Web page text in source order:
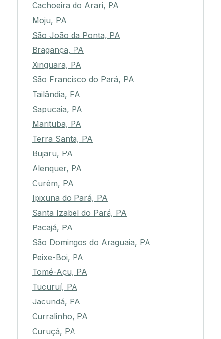
Cachoeira do Arari, PA
Moju, PA
São João da Ponta, PA
Bragança, PA
Xinguara, PA
São Francisco do Pará, PA
Tailândia, PA
Sapucaia, PA
Marituba, PA
Terra Santa, PA
Bujaru, PA
Alenquer, PA
Ourém, PA
Ipixuna do Pará, PA
Santa Izabel do Pará, PA
Pacajá, PA
São Domingos do Araguaia, PA
Peixe-Boi, PA
Tomé-Açu, PA
Tucuruí, PA
Jacundá, PA
Curralinho, PA
Curuçá, PA